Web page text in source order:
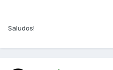
Saludos!